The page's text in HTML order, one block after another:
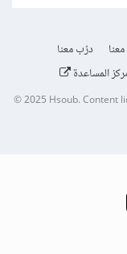
درّب معنا
المساعدة
© 2025 Hsoub.Content